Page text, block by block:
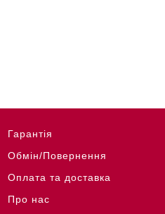
Гарантія
Обмін/Повернення
Оплата та доставка
Про нас